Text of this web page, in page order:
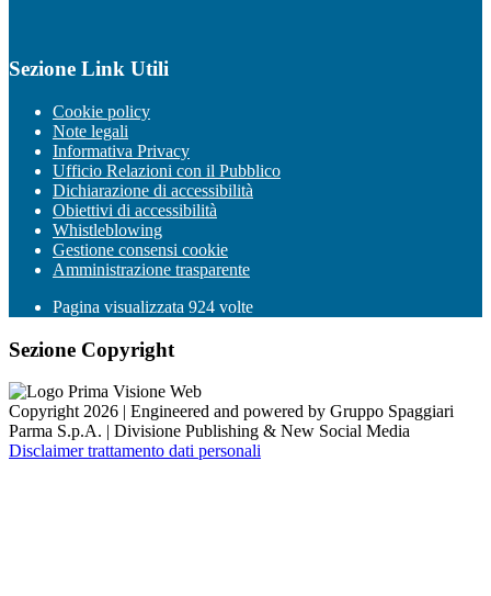
Sezione Link Utili
Cookie policy
Note legali
Informativa Privacy
Ufficio Relazioni con il Pubblico
Dichiarazione di accessibilità
Obiettivi di accessibilità
Whistleblowing
Gestione consensi cookie
Amministrazione trasparente
Pagina visualizzata 924 volte
Sezione Copyright
Copyright 2026 | Engineered and powered by Gruppo Spaggiari
Parma S.p.A. | Divisione Publishing & New Social Media
Disclaimer trattamento dati personali